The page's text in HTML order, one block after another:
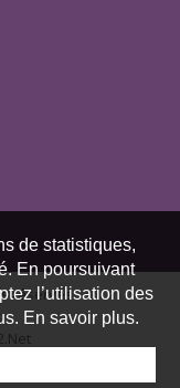
réservés
de statistiques,
En poursuivant
l’utilisation des
En savoir plus.